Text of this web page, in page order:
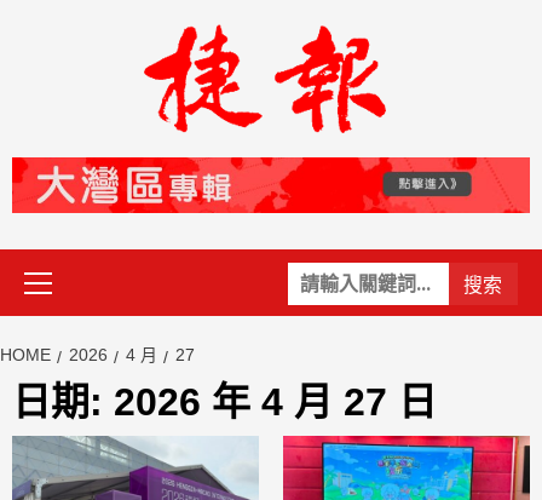
關
鍵
Primary
Menu
HOME 2026 4 月 27
日期: 2026 年 4 月 27 日